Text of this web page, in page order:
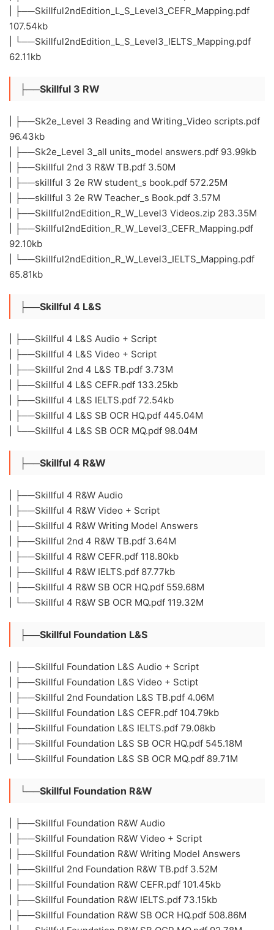
| ├──Skillful2ndEdition_L_S_Level3_CEFR_Mapping.pdf
107.54kb
| └──Skillful2ndEdition_L_S_Level3_IELTS_Mapping.pdf
62.11kb
├──Skillful 3 RW
| ├──Sk2e_Level 3 Reading and Writing_Video scripts.pdf
96.43kb
| ├──Sk2e_Level 3_all units_model answers.pdf 93.99kb
| ├──Skillful 2nd 3 R&W TB.pdf 3.50M
| ├──skillful 3 2e RW student_s book.pdf 572.25M
| ├──skillful 3 2e RW Teacher_s Book.pdf 3.57M
| ├──Skillful2ndEdition_R_W_Level3 Videos.zip 283.35M
| ├──Skillful2ndEdition_R_W_Level3_CEFR_Mapping.pdf
92.10kb
| └──Skillful2ndEdition_R_W_Level3_IELTS_Mapping.pdf
65.81kb
├──Skillful 4 L&S
| ├──Skillful 4 L&S Audio + Script
| ├──Skillful 4 L&S Video + Script
| ├──Skillful 2nd 4 L&S TB.pdf 3.73M
| ├──Skillful 4 L&S CEFR.pdf 133.25kb
| ├──Skillful 4 L&S IELTS.pdf 72.54kb
| ├──Skillful 4 L&S SB OCR HQ.pdf 445.04M
| └──Skillful 4 L&S SB OCR MQ.pdf 98.04M
├──Skillful 4 R&W
| ├──Skillful 4 R&W Audio
| ├──Skillful 4 R&W Video + Script
| ├──Skillful 4 R&W Writing Model Answers
| ├──Skillful 2nd 4 R&W TB.pdf 3.64M
| ├──Skillful 4 R&W CEFR.pdf 118.80kb
| ├──Skillful 4 R&W IELTS.pdf 87.77kb
| ├──Skillful 4 R&W SB OCR HQ.pdf 559.68M
| └──Skillful 4 R&W SB OCR MQ.pdf 119.32M
├──Skillful Foundation L&S
| ├──Skillful Foundation L&S Audio + Script
| ├──Skillful Foundation L&S Video + Sctipt
| ├──Skillful 2nd Foundation L&S TB.pdf 4.06M
| ├──Skillful Foundation L&S CEFR.pdf 104.79kb
| ├──Skillful Foundation L&S IELTS.pdf 79.08kb
| ├──Skillful Foundation L&S SB OCR HQ.pdf 545.18M
| └──Skillful Foundation L&S SB OCR MQ.pdf 89.71M
└──Skillful Foundation R&W
| ├──Skillful Foundation R&W Audio
| ├──Skillful Foundation R&W Video + Script
| ├──Skillful Foundation R&W Writing Model Answers
| ├──Skillful 2nd Foundation R&W TB.pdf 3.52M
| ├──Skillful Foundation R&W CEFR.pdf 101.45kb
| ├──Skillful Foundation R&W IELTS.pdf 73.15kb
| ├──Skillful Foundation R&W SB OCR HQ.pdf 508.86M